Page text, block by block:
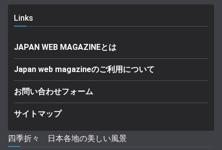
Links
JAPAN WEB MAGAZINEとは
Japan web magazineのご利用について
お問い合わせフォーム
サイトマップ
四季折々 日本各地の美しい風景